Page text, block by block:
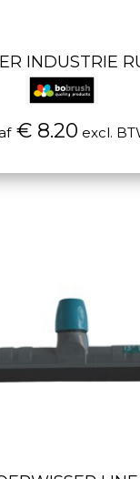
INDUSTRIE
€ 8.20 excl.